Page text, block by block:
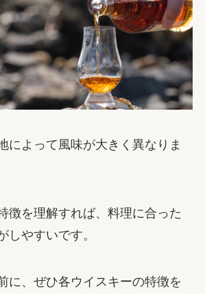
によって風味が大きく異なりま
徴を理解すれば、料理に合った
しやすいです。
に、ぜひ各ウイスキーの特徴を